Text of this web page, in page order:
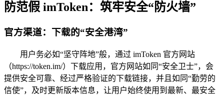
防范假 imToken：筑牢安全“防火墙”
官方渠道：下载的“安全港湾”
用户务必如“坚守阵地”般，通过 imToken 官方网站
（https://token.im/）下载应用，官方网站如同“安全卫士”，会
提供安全可靠、经过严格验证的下载链接，并且如同“勤劳的
信使”，及时更新版本信息，让用户始终使用到最新、最安全